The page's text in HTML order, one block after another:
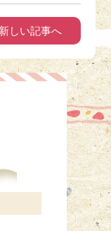
新しい記事へ